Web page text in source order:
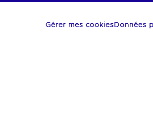
Gérer mes cookies Données